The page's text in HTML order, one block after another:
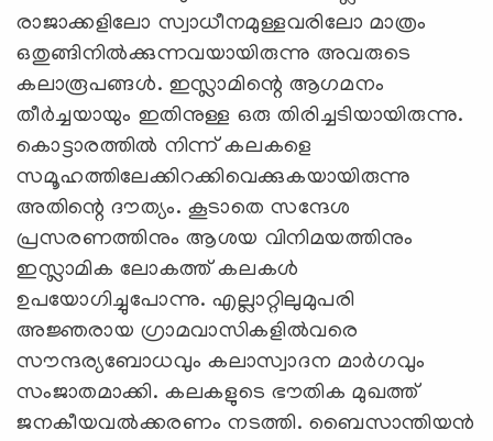
രാജാക്കളിലോ സ്വാധീനമുള്ളവരിലോ മാത്രം
ഒതുങ്ങിനിൽക്കുന്നവയായിരുന്നു അവരുടെ
കലാരൂപങ്ങൾ. ഇസ്ലാമിന്റെ ആഗമനം
തീർച്ചയായും ഇതിനുള്ള ഒരു തിരിച്ചടിയായിരുന്നു.
കൊട്ടാരത്തിൽ നിന്ന്‌ കലകളെ
സമൂഹത്തിലേക്കിറക്കിവെക്കുകയായിരുന്നു
അതിന്റെ ദൗത്യം. കൂടാതെ സന്ദേശ
പ്രസരണത്തിനും ആശയ വിനിമയത്തിനും
ഇസ്ലാമിക ലോകത്ത്‌ കലകൾ
ഉപയോഗിച്ചുപോന്നു. എല്ലാറ്റിലുമുപരി
അജ്ഞരായ ഗ്രാമവാസികളിൽവരെ
സൗന്ദര്യബോധവും കലാസ്വാദന മാർഗവും
സംജാതമാക്കി. കലകളുടെ ഭൗതിക മുഖത്ത്‌
ജനകീയവൽക്കരണം നടത്തി. ബൈസാന്തിയൻ